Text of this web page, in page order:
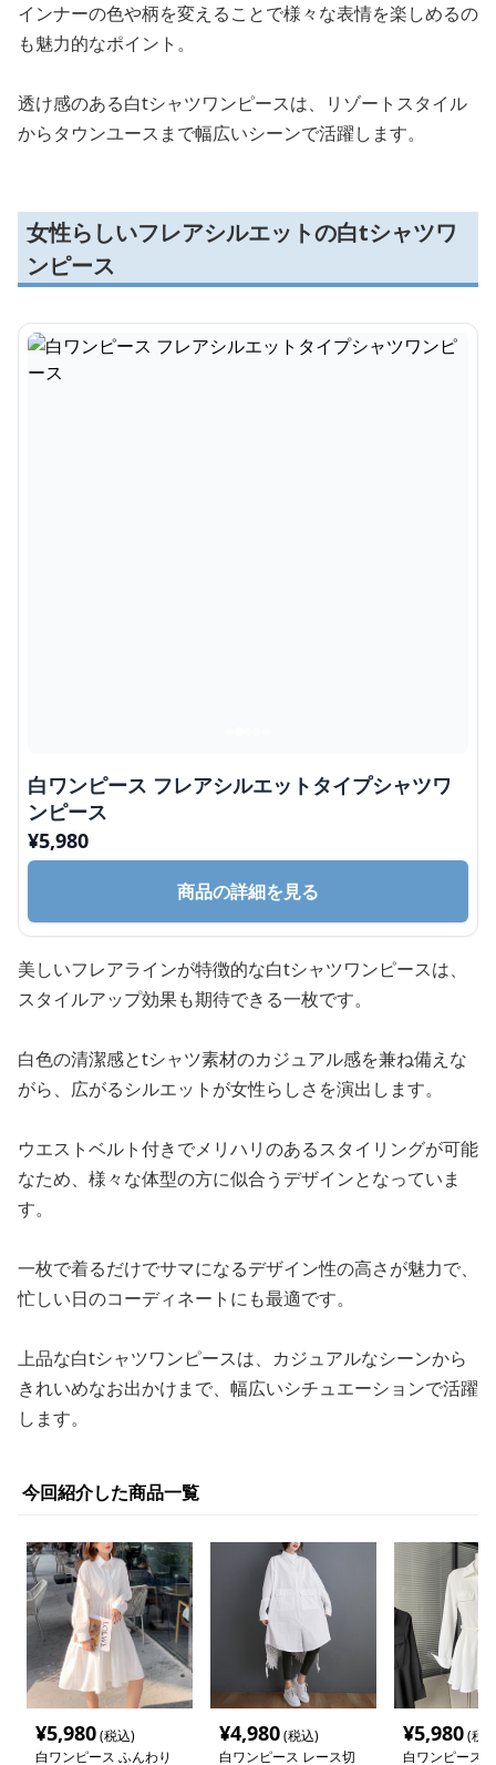
インナーの色や柄を変えることで様々な表情を楽しめるの
も魅力的なポイント。
透け感のある白tシャツワンピースは、リゾートスタイル
からタウンユースまで幅広いシーンで活躍します。
女性らしいフレアシルエットの白tシャツワ
ンピース
白ワンピース フレアシルエットタイプシャツワ
ンピース
¥5,980
商品の詳細を見る
美しいフレアラインが特徴的な白tシャツワンピースは、
スタイルアップ効果も期待できる一枚です。
白色の清潔感とtシャツ素材のカジュアル感を兼ね備えな
がら、広がるシルエットが女性らしさを演出します。
ウエストベルト付きでメリハリのあるスタイリングが可能
なため、様々な体型の方に似合うデザインとなっていま
す。
一枚で着るだけでサマになるデザイン性の高さが魅力で、
忙しい日のコーディネートにも最適です。
上品な白tシャツワンピースは、カジュアルなシーンから
きれいめなお出かけまで、幅広いシチュエーションで活躍
します。
今回紹介した商品一覧
¥5,980(税込)
白ワンピース ふんわり
¥4,980(税込)
白ワンピース レース切
¥5,980(税
白ワンピース